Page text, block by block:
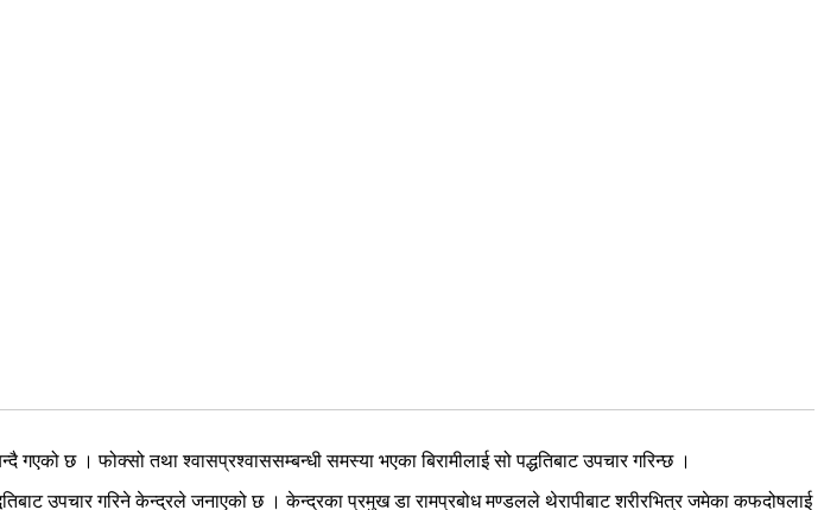
गएको छ । फोक्सो तथा श्वासप्रश्वाससम्बन्धी समस्या भएका बिरामीलाई सो पद्धतिबाट उपचार गरिन्छ ।
उपचार गरिने केन्द्रले जनाएको छ । केन्द्रका प्रमुख डा रामप्रबोध मण्डलले थेरापीबाट शरीरभित्र जमेका कफदोषलाई